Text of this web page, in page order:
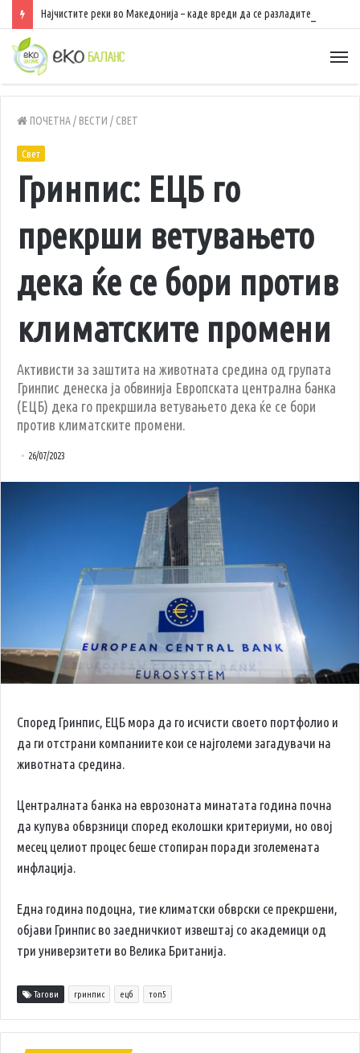
ПОЧЕТНА/ ВЕСТИ / СВЕТ
Свет
Гринпис: ЕЦБ го
прекрши ветувањето
дека ќе се бори против
климатските промени
Активисти за заштита на животната средина од групата
Гринпис денеска ја обвинија Европската централна банка
(ЕЦБ) дека го прекршила ветувањето дека ќе се бори
против климатските промени.
26/07/2023
Според Гринпис, ЕЦБ мора да го исчисти своето портфолио и
да ги отстрани компаниите кои се најголеми загадувачи на
животната средина.
Централната банка на еврозоната минатата година почна
да купува обврзници според еколошки критериуми, но овој
месец целиот процес беше стопиран поради зголемената
инфлација.
Една година подоцна, тие климатски обврски се прекршени,
објави Гринпис во заедничкиот извештај со академици од
три универзитети во Велика Британија.
Тагови гринпис ецб топ5